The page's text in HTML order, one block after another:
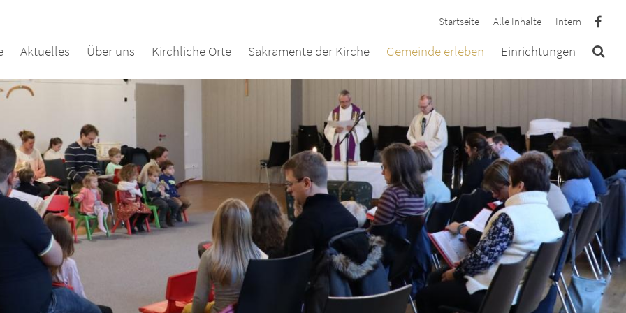
Startseite Alle Inhalte Intern
Aktuelles Über uns Kirchliche Orte Sakramente der Kirche Gemeinde erleben Einrichtungen